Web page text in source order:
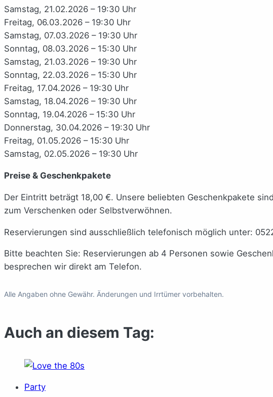
Samstag, 21.02.2026 – 19:30 Uhr
Freitag, 06.03.2026 – 19:30 Uhr
Samstag, 07.03.2026 – 19:30 Uhr
Sonntag, 08.03.2026 – 15:30 Uhr
Samstag, 21.03.2026 – 19:30 Uhr
Sonntag, 22.03.2026 – 15:30 Uhr
Freitag, 17.04.2026 – 19:30 Uhr
Samstag, 18.04.2026 – 19:30 Uhr
Sonntag, 19.04.2026 – 15:30 Uhr
Donnerstag, 30.04.2026 – 19:30 Uhr
Freitag, 01.05.2026 – 15:30 Uhr
Samstag, 02.05.2026 – 19:30 Uhr
Preise & Geschenkpakete
Der Eintritt beträgt 18,00 €. Unsere beliebten Geschenkpakete
zum Verschenken oder Selbstverwöhnen.
Reservierungen sind ausschließlich telefonisch möglich unter:
Bitte beachten Sie: Reservierungen ab 4 Personen sowie
besprechen wir direkt am Telefon.
Alle Angaben ohne Gewähr. Änderungen und Irrtümer vorbehalten.
Auch an diesem Tag:
Party